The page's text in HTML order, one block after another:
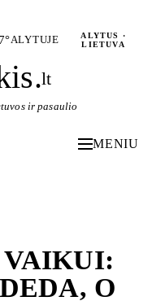
ALYTUJE
ALYTUS ·
LIETUVA
.lt
ir pasaulio
MENIU
VAIKUI:
O